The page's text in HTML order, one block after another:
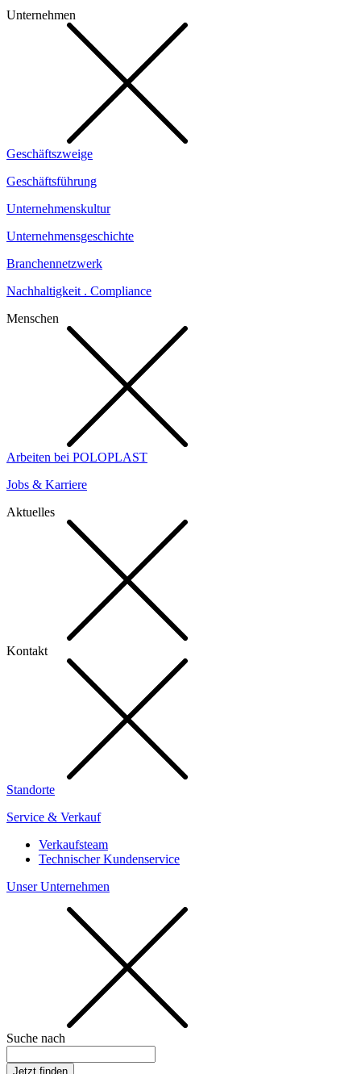
Unternehmen
Geschäftszweige
Geschäftsführung
Unternehmenskultur
Unternehmensgeschichte
Branchennetzwerk
Nachhaltigkeit . Compliance
Menschen
Arbeiten bei POLOPLAST
Jobs & Karriere
Aktuelles
Kontakt
Standorte
Service & Verkauf
Verkaufsteam
Technischer Kundenservice
Unser Unternehmen
Suche nach